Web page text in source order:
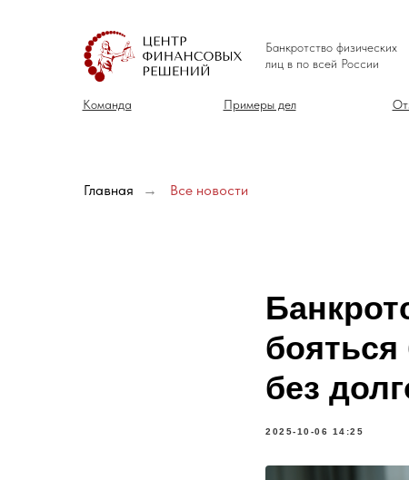
Примеры дел
Команда
Банкротство физических
лиц в по всей России
Главная → Все новости
без
2025-10-06 14:25